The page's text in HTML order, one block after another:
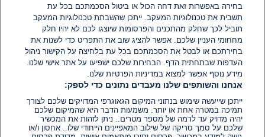
הוסף תגובה
בחירה באפשרות זאת דחה הכול או ביטול הסכמתכם בכל עת
תשבית את טכנולוגיות המעקב. ייתכן שהשבתת טכנולוגיות המעקב
תוביל לכך שחלק מהתכנים והפרסומות שיוצגו לכם לא יהיו חלק
מחחומי העניין שלכם. אפשר להציג שוב את התפריט כדי לשנות את
בחירתכם או לבטל את הסכמתכם בכל עת בלחיצה על הקישור ניהול
העדפות שבתחתית הדף. הבחירות שלכם ישפיעו על אתר אישי שלנו.
מידע נוסף אפשר למצוא במדיניות הפרטיות שלנו.
אנחנו והשותפים שלנו מעבדים נתונים כדי לספק:
ייתכן שייעשה שימוש בנתוני המיקום הגאוגרפי המדויקים שלכם לצורך
תמיכה במטרה אחת או יותר. משמעות הדבר היא שהמיקום שלכם
יהיה מדויק עד לרמה של מספר מטרים.. ניתן לזהות את המכשיר
שלכם על סמך סריקה של שילוב המאפיינים הייחודי שלו.. אחסון ו/או